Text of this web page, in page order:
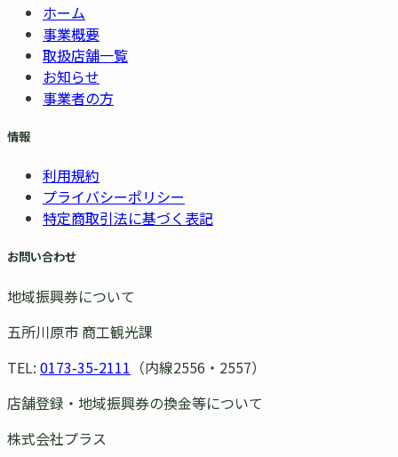
ホーム
事業概要
取扱店舗一覧
お知らせ
事業者の方
情報
利用規約
プライバシーポリシー
特定商取引法に基づく表記
お問い合わせ
地域振興券について
五所川原市 商工観光課
TEL: 0173-35-2111 （内線2556・2557）
店舗登録・地域振興券の換金等について
株式会社プラス